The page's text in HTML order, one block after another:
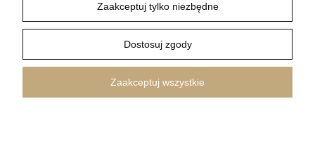
PROUDEST © 2026 ALL RIGHTS RESERVED
Pokaż pełną wersję strony
Zaakceptuj tylko niezbędne
Dostosuj zgody
Zaakceptuj wszystkie